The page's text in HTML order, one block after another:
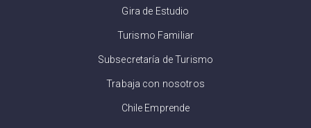
Gira de Estudio
Turismo Familiar
Subsecretaría de Turismo
Trabaja con nosotros
Chile Emprende